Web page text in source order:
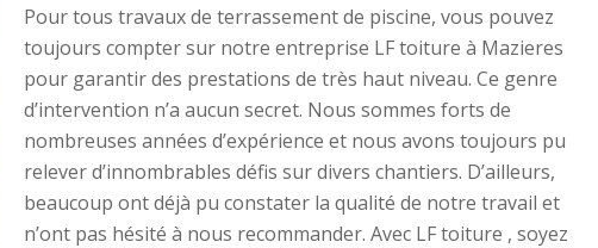
Pour tous travaux de terrassement de piscine, vous pouvez
toujours compter sur notre entreprise LF toiture à Mazieres
pour garantir des prestations de très haut niveau. Ce genre
d’intervention n’a aucun secret. Nous sommes forts de
nombreuses années d’expérience et nous avons toujours pu
relever d’innombrables défis sur divers chantiers. D’ailleurs,
beaucoup ont déjà pu constater la qualité de notre travail et
n’ont pas hésité à nous recommander. Avec LF toiture , soyez